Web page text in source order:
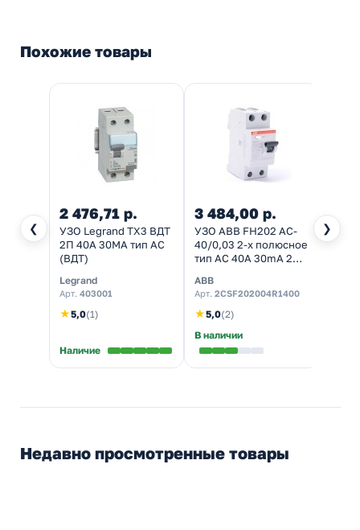
Похожие товары
❮ ❯
2 476,71 р.
УЗО Legrand TX3 ВДТ
2П 40A 30MA тип AC
(ВДТ)
Legrand
Арт. 403001
★5,0(1)
Наличие
3 484,00 р.
УЗО ABB FH202 AC-
40/0,03 2-х полюсное
тип AC 40A 30mA 2
(2CSF202002R1400)
(ВДТ)
ABB
Арт. 2CSF202004R1400
★5,0(2)
В наличии
1
УЗО
40А
Недавно просмотренные товары